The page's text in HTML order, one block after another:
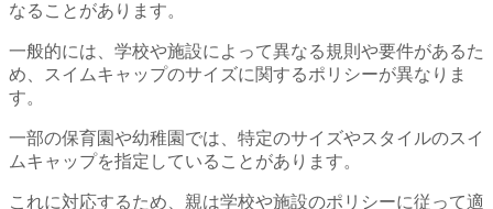
なることがあります。
一般的には、学校や施設によって異なる規則や要件があるた
め、スイムキャップのサイズに関するポリシーが異なりま
す。
一部の保育園や幼稚園では、特定のサイズやスタイルのスイ
ムキャップを指定していることがあります。
これに対応するため、親は学校や施設のポリシーに従って適